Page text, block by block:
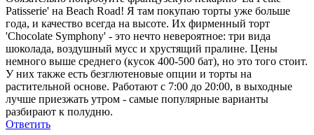
Patisserie' на Beach Road! Я там покупаю торты уже больше
года, и качество всегда на высоте. Их фирменный торт
'Chocolate Symphony' - это нечто невероятное: три вида
шоколада, воздушный мусс и хрустящий пралине. Цены
немного выше среднего (кусок 400-500 бат), но это того стоит.
У них также есть безглютеновые опции и торты на
растительной основе. Работают с 7:00 до 20:00, в выходные
лучше приезжать утром - самые популярные варианты
разбирают к полудню.
Ответить